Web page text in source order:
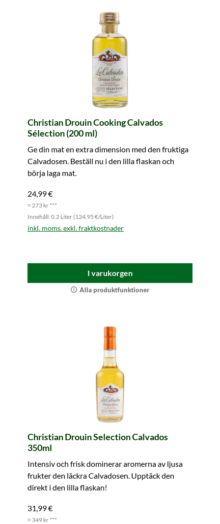
Christian Drouin Cooking Calvados
Sélection (200 ml)
Ge din mat en extra dimension med den fruktiga
Calvadosen. Beställ nu i den lilla flaskan och
börja laga mat.
24,99 €
≈ 273 kr ***
Innehåll: 0.2 Liter (124,95 €/Liter)
inkl. moms. exkl. fraktkostnader
I varukorgen
Alla produktfunktioner
Christian Drouin Selection Calvados
350ml
Intensiv och frisk dominerar aromerna av ljusa
frukter den läckra Calvadosen. Upptäck den
direkt i den lilla flaskan!
31,99 €
≈ 349 kr ***